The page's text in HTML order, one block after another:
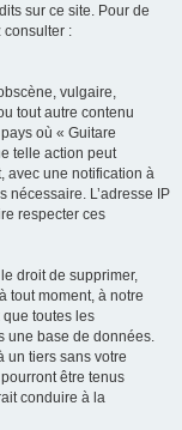
sur ce site. Pour de
consulter :
vulgaire,
tout autre contenu
où « Guitare
telle action peut
avec une notification à
nécessaire. L’adresse IP
respecter ces
droit de supprimer,
tout moment, à notre
toutes les
une base de données.
un tiers sans votre
être tenus
conduire à la